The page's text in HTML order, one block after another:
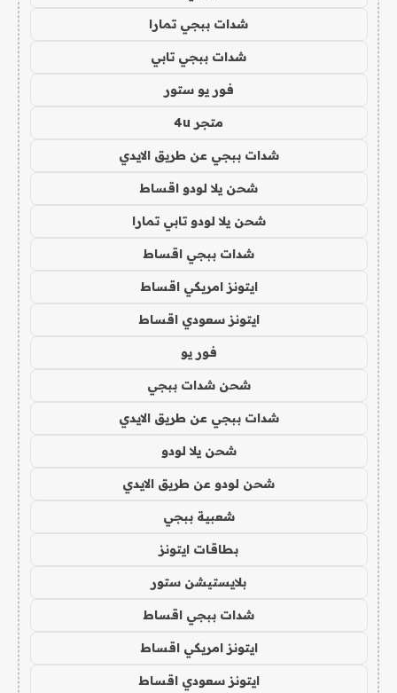
شدات ببجي تمارا
شدات ببجي تابي
فور يو ستور
متجر 4u
شدات ببجي عن طريق الايدي
شحن يلا لودو اقساط
شحن يلا لودو تابي تمارا
شدات ببجي اقساط
ايتونز امريكي اقساط
ايتونز سعودي اقساط
فور يو
شحن شدات ببجي
شدات ببجي عن طريق الايدي
شحن يلا لودو
شحن لودو عن طريق الايدي
شعبية ببجي
بطاقات ايتونز
بلايستيشن ستور
شدات ببجي اقساط
ايتونز امريكي اقساط
ايتونز سعودي اقساط